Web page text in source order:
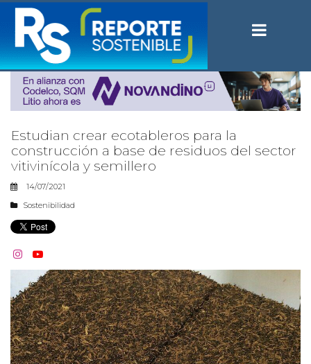
Estudian crear ecotableros para la
construcción a base de residuos del sector
vitivinícola y semillero
14/07/2021
Sostenibilidad
 